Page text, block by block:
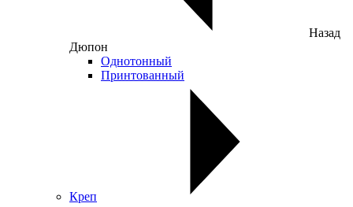
Назад
Дюпон
Однотонный
Принтованный
Креп